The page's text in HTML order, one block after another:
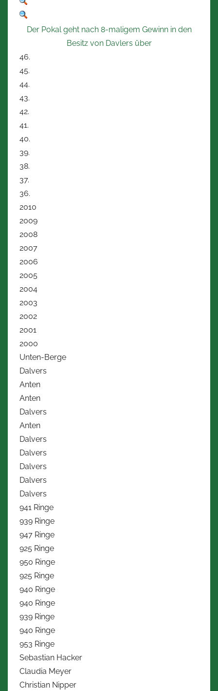
Der Pokal geht nach 8-maligem Gewinn in den
Besitz von Davlers über
46.
45.
44.
43.
42.
41.
40.
39.
38.
37.
36.
2010
2009
2008
2007
2006
2005
2004
2003
2002
2001
2000
Unten-Berge
Dalvers
Anten
Anten
Dalvers
Anten
Dalvers
Dalvers
Dalvers
Dalvers
Dalvers
941 Ringe
939 Ringe
947 Ringe
925 Ringe
950 Ringe
925 Ringe
940 Ringe
940 Ringe
939 Ringe
940 Ringe
953 Ringe
Sebastian Hacker
Claudia Meyer
Christian Nipper